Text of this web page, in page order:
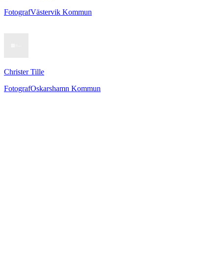
FotografVästervik Kommun
Christer Tille
FotografOskarshamn Kommun